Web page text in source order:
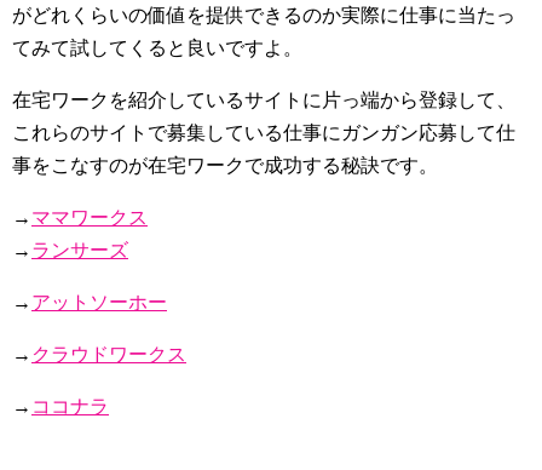
がどれくらいの価値を提供できるのか実際に仕事に当たっ
てみて試してくると良いですよ。
在宅ワークを紹介しているサイトに片っ端から登録して、
これらのサイトで募集している仕事にガンガン応募して仕
事をこなすのが在宅ワークで成功する秘訣です。
→ ママワークス
→ ランサーズ
→ アットソーホー
→ クラウドワークス
→ ココナラ